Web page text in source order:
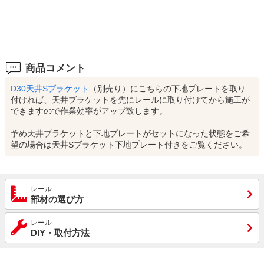
商品コメント
D30天井Sブラケット
（別売り）にこちらの下地プレートを取り
付ければ、天井ブラケットを先にレールに取り付けてから施工が
できますので作業効率がアップ致します。
予め天井ブラケットと下地プレートがセットになった状態をご希
望の場合は天井Sブラケット下地プレート付きをご覧ください。
レール
部材の選び方
レール
DIY・取付方法